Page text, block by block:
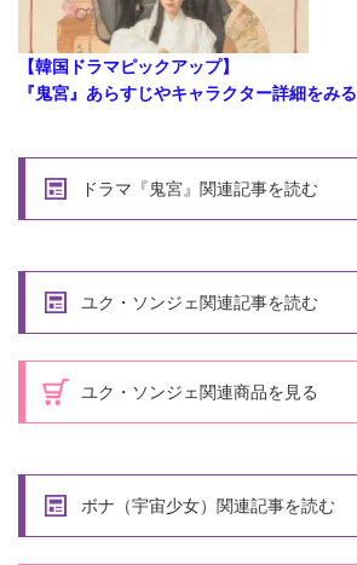
【韓国ドラマピックアップ】
『鬼宮』あらすじやキャラクター詳細をみる
ドラマ『鬼宮』関連記事を読む
ユク・ソンジェ関連記事を読む
ユク・ソンジェ関連商品を見る
ボナ（宇宙少女）関連記事を読む